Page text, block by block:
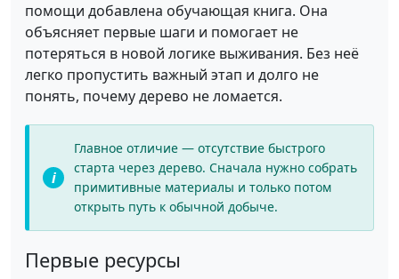
помощи добавлена обучающая книга. Она
объясняет первые шаги и помогает не
потеряться в новой логике выживания. Без неё
легко пропустить важный этап и долго не
понять, почему дерево не ломается.
Главное отличие — отсутствие быстрого
старта через дерево. Сначала нужно собрать
примитивные материалы и только потом
открыть путь к обычной добыче.
Первые ресурсы